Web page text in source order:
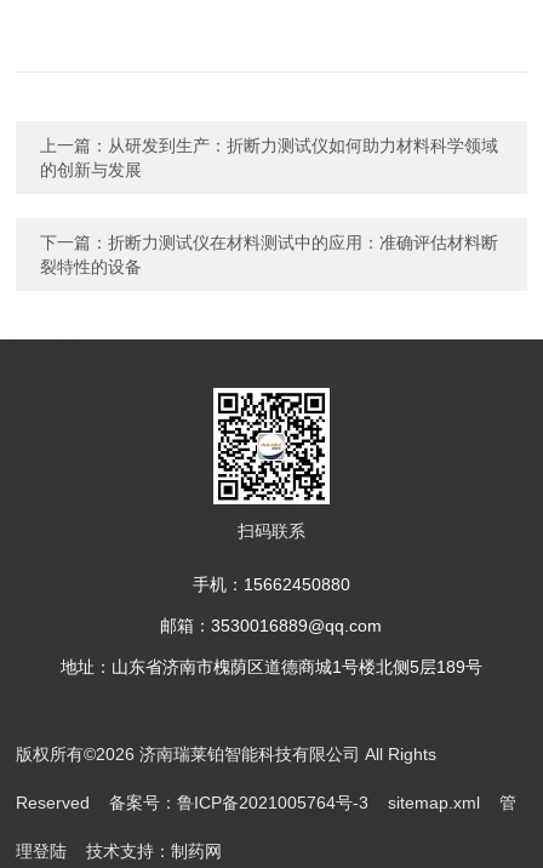
上一篇： 从研发到生产：折断力测试仪如何助力材料科学领域
的创新与发展
下一篇：折断力测试仪在材料测试中的应用：准确评估材料断
裂特性的设备
扫码联系
手机：15662450880
邮箱：3530016889@qq.com
地址：山东省济南市槐荫区道德商城1号楼北侧5层189号
版权所有©2026 济南瑞莱铂智能科技有限公司 All Rights
Reserved备案号：鲁ICP备2021005764号-3 sitemap.xml 管
理登陆 技术支持：制药网